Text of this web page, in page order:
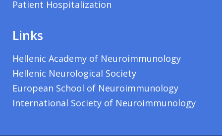
Patient Hospitalization
Links
Hellenic Academy of Neuroimmunology
Hellenic Neurological Society
European School of Neuroimmunology
International Society of Neuroimmunology